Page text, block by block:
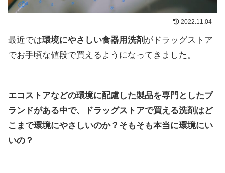
2022.11.04
最近では環境にやさしい食器用洗剤 がドラッグストア
でお手頃な値段で買えるようになってきました。
エコストアなどの環境に配慮した製品を専門としたブ
ランドがある中で、ドラッグストアで買える洗剤はど
こまで環境にやさしいのか？そもそも本当に環境にい
いの？